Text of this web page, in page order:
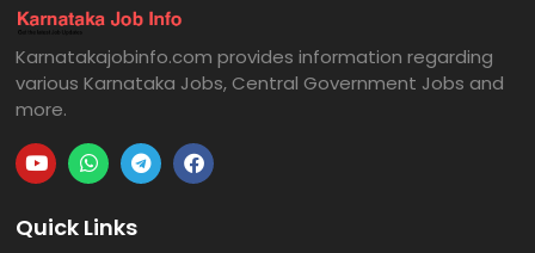
Karnatakajobinfo.com provides information regarding
various Karnataka Jobs, Central Government Jobs and
more.
Quick Links